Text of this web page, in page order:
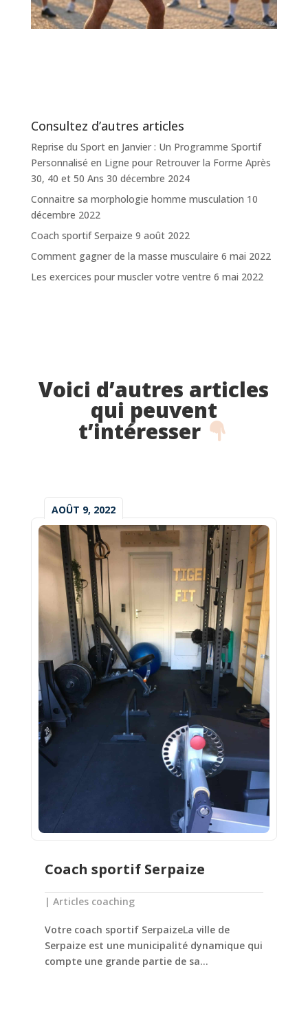
Consultez d’autres articles
Reprise du Sport en Janvier : Un Programme Sportif
Personnalisé en Ligne pour Retrouver la Forme Après
30, 40 et 50 Ans 30 décembre 2024
Connaitre sa morphologie homme musculation 10
décembre 2022
Coach sportif Serpaize 9 août 2022
Comment gagner de la masse musculaire 6 mai 2022
Les exercices pour muscler votre ventre 6 mai 2022
Voici d’autres articles
qui peuvent
t’intéresser
Coach sportif Serpaize
AOÛT 9, 2022
| Articles coaching
Votre coach sportif SerpaizeLa ville de
Serpaize est une municipalité dynamique qui
compte une grande partie de sa...